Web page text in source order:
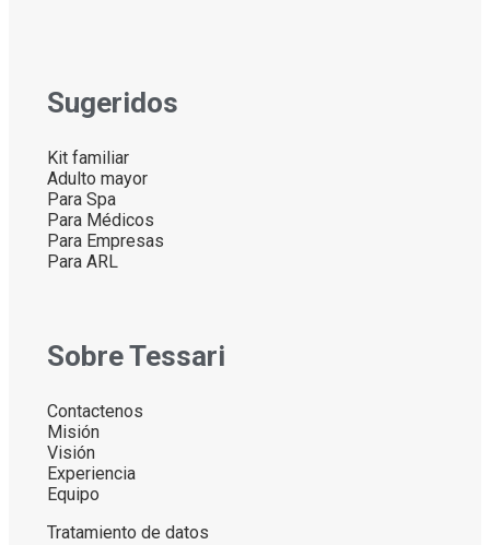
Sugeridos
Kit familiar
Adulto mayor
Para Spa
Para Médicos
Para Empresas
Para ARL
Sobre Tessari
Contactenos
Misión
Visión
Experiencia
Equipo
Tratamiento de datos